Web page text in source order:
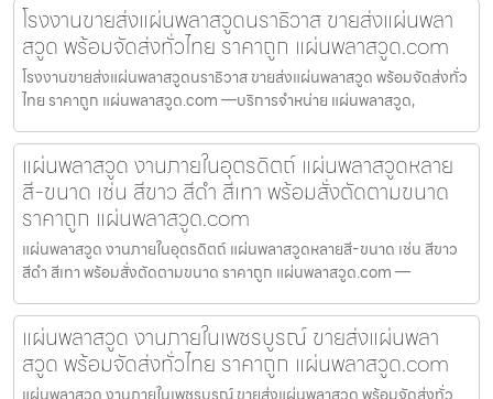
โรงงานขายส่งแผ่นพลาสวูดนราธิวาส ขายส่งแผ่นพลา
สวูด พร้อมจัดส่งทั่วไทย ราคาถูก แผ่นพลาสวูด.com
โรงงานขายส่งแผ่นพลาสวูดนราธิวาส ขายส่งแผ่นพลาสวูด พร้อมจัดส่งทั่ว
ไทย ราคาถูก แผ่นพลาสวูด.com —บริการจำหน่าย แผ่นพลาสวูด,
แผ่นพลาสวูด งานภายในอุตรดิตถ์ แผ่นพลาสวูดหลาย
สี-ขนาด เช่น สีขาว สีดำ สีเทา พร้อมสั่งตัดตามขนาด
ราคาถูก แผ่นพลาสวูด.com
แผ่นพลาสวูด งานภายในอุตรดิตถ์ แผ่นพลาสวูดหลายสี-ขนาด เช่น สีขาว
สีดำ สีเทา พร้อมสั่งตัดตามขนาด ราคาถูก แผ่นพลาสวูด.com —
แผ่นพลาสวูด งานภายในเพชรบูรณ์ ขายส่งแผ่นพลา
สวูด พร้อมจัดส่งทั่วไทย ราคาถูก แผ่นพลาสวูด.com